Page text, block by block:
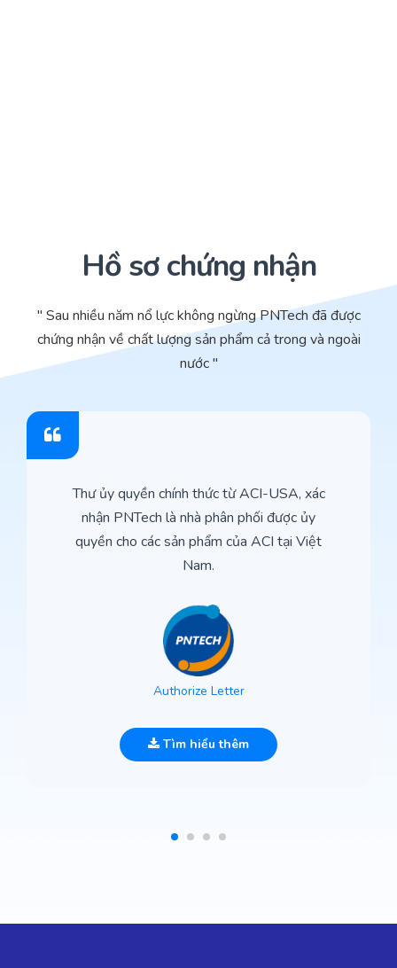
Hồ sơ chứng nhận
" Sau nhiều năm nổ lực không ngừng PNTech đã được
chứng nhận về chất lượng sản phẩm cả trong và ngoài
nước "
Thư ủy quyền chính thức từ ACI-USA, xác
nhận PNTech là nhà phân phối được ủy
quyền cho các sản phẩm của ACI tại Việt
Nam.
Authorize Letter
Tìm hiểu thêm